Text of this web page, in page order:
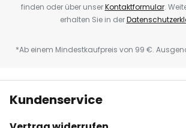
finden oder über unserKontaktformular.
erhalten Sie in der
*Ab einem Mindestkaufpreis von 99 €.
Kundenservice